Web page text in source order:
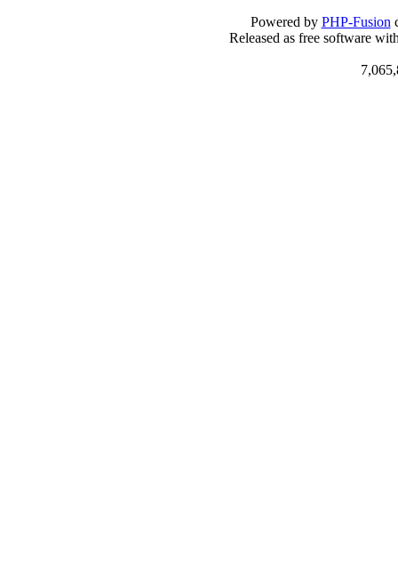
Powered by PHP-Fusion
Released as free software